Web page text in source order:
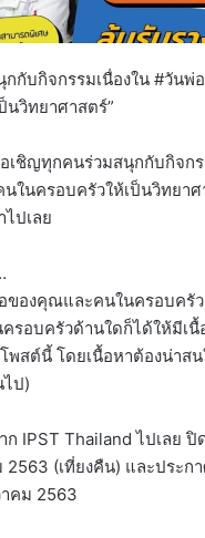
กับกิจกรรมเนื่องใน #วันพ่
นวิทยาศาสตร์”
เชิญทุกคนร่วมสนุกกับกิจกร
ในครอบครัวให้เป็นวิทยา
ไปเลย
ของคุณและคนในครอบครั
รอบครัวด้านใดก็ได้ให้มีเนื้
พสต์นี้ โดยเนื้อหาต้องน่าส
ป)
ก IPST Thailand ไปเลย
(เที่ยงคืน) และประก
คม 2563